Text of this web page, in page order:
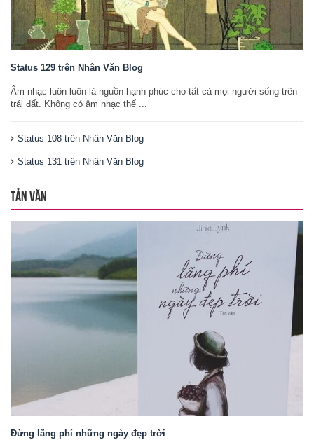
Status 129 trên Nhân Văn Blog
Âm nhạc luôn luôn là nguồn hạnh phúc cho tất cả mọi người sống trên
trái đất. Không có âm nhạc thế ...
Status 108 trên Nhân Văn Blog
Status 131 trên Nhân Văn Blog
TẢN VĂN
Đừng lãng phí những ngày đẹp trời